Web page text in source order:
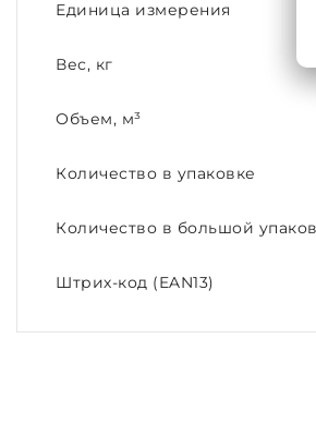
Единица измерения
Вес, кг
Объем, м³
Количество в упаковке
Количество в большой
Штрих-код (EAN13)